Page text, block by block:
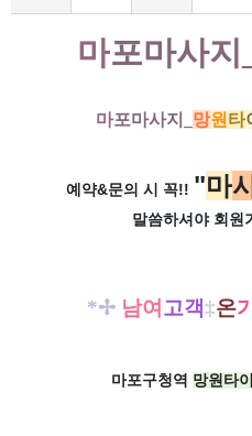
마포마사지_
마포마사지_ 망원 타
예약&문의 시 꼭!! "마
말씀하셔야 회원
*✢ 남여 고객‡온
마포구청역 망원타이